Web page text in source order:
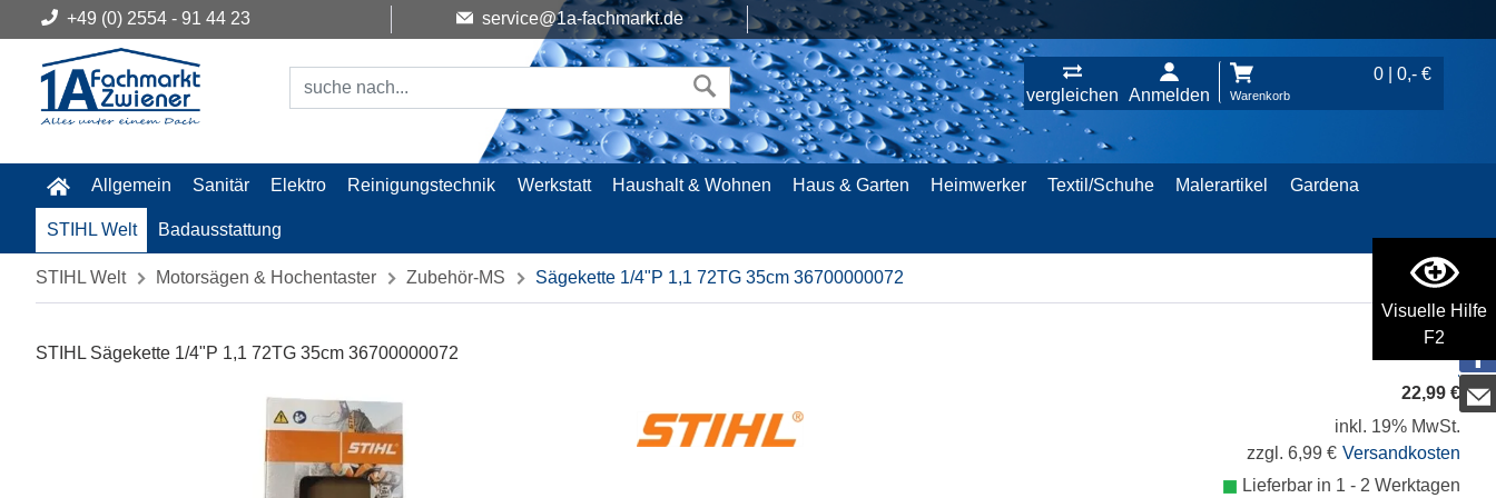
Visuelle Hilfe
F2
+49 (0) 2554 - 91 44 23 service@1a-fachmarkt.de
vergleichen Anmelden
0 | 0,- €
Warenkorb
Allgemein Sanitär Elektro Reinigungstechnik Werkstatt Haushalt & Wohnen Haus & Garten Heimwerker Textil/Schuhe Malerartikel Gardena
STIHL Welt Badausstattung
STIHL Welt Motorsägen & Hochentaster Zubehör-MS Sägekette 1/4"P 1,1 72TG 35cm 36700000072
STIHL Sägekette 1/4"P 1,1 72TG 35cm 36700000072
22,99 €
inkl. 19% MwSt.
zzgl. 6,99 € Versandkosten
Lieferbar in 1 - 2 Werktagen